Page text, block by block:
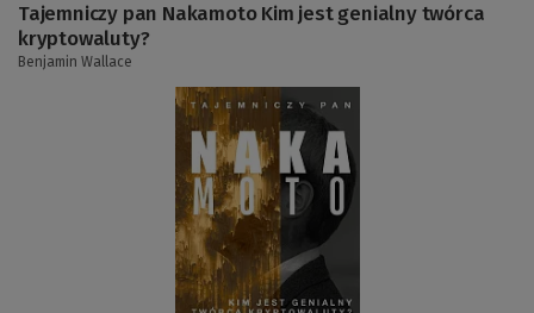
Tajemniczy pan Nakamoto Kim jest genialny twórca
kryptowaluty?
Benjamin Wallace